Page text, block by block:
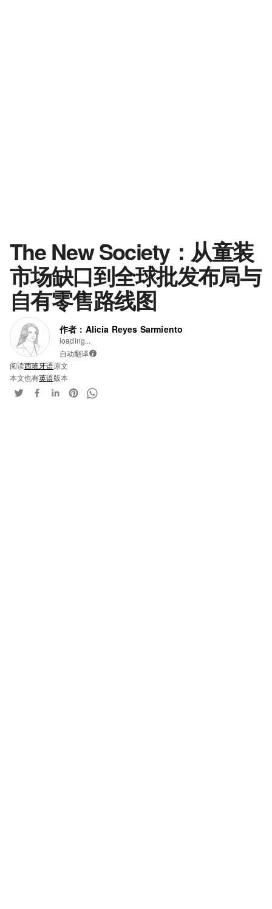
The New Society：从童装
市场缺口到全球批发布局与
自有零售路线图
作者：Alicia Reyes Sarmiento
loading...
自动翻译 i
阅读西班牙语原文
本文也有英语版本